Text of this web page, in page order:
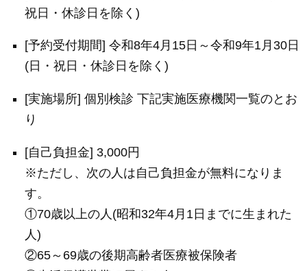
祝日・休診日を除く)
[予約受付期間] 令和8年4月15日～令和9年1月30日
(日・祝日・休診日を除く)
[実施場所] 個別検診 下記実施医療機関一覧のとお
り
[自己負担金] 3,000円
※ただし、次の人は自己負担金が無料になりま
す。
①70歳以上の人(昭和32年4月1日までに生まれた
人)
②65～69歳の後期高齢者医療被保険者